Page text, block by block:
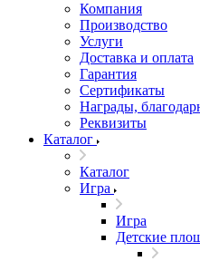
Компания
Производство
Услуги
Доставка и оплата
Гарантия
Сертификаты
Награды,
Реквизиты
Каталог
Каталог
Игра
Игра
Детские